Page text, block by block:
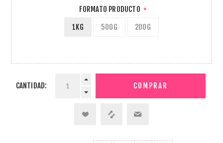
FORMATO PRODUCTO *
1KG 500G 200G
CANTIDAD: